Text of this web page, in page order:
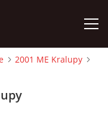
2001 ME Kralupy